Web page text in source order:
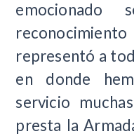
emocionado
representó a
en donde
servicio
presta la